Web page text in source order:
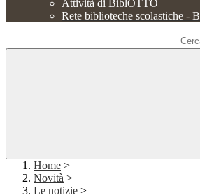
Attività di BiblOTTO
Rete biblioteche scolastiche -
Home >
Novità >
Le notizie >